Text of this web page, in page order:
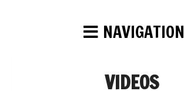
NAVIGATION
VIDEOS